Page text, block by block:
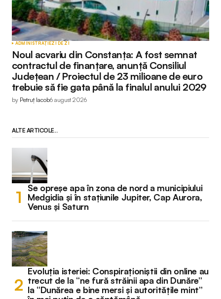
ADMINISTRAȚIEZI DE ZI
Noul acvariu din Constanța: A fost semnat
contractul de finanțare, anunță Consiliul
Județean / Proiectul de 23 milioane de euro
trebuie să fie gata până la finalul anului 2029
by Petruț Iacob6 august 2026
ALTE ARTICOLE...
Se opreșe apa în zona de nord a municipiului
Medgidia și în stațiunile Jupiter, Cap Aurora,
Venus și Saturn
Evoluția isteriei: Conspiraționiștii din online au
trecut de la “ne fură străinii apa din Dunăre”
la “Dunărea e bine mersi și autoritățile mint”